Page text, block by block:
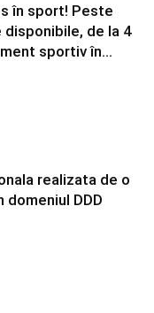
în sport! Peste
de la 4
sportiv în...
realizata de o
DDD